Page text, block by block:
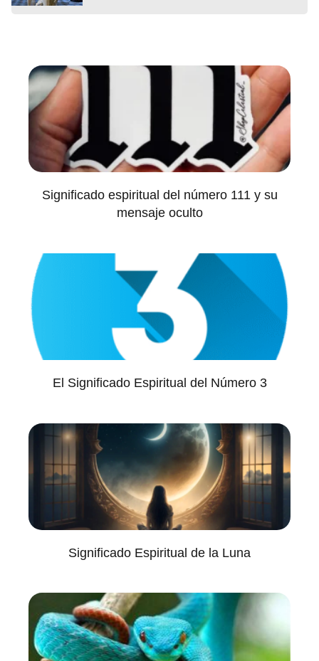
Significado espiritual del número 111 y su
mensaje oculto
El Significado Espiritual del Número 3
Significado Espiritual de la Luna